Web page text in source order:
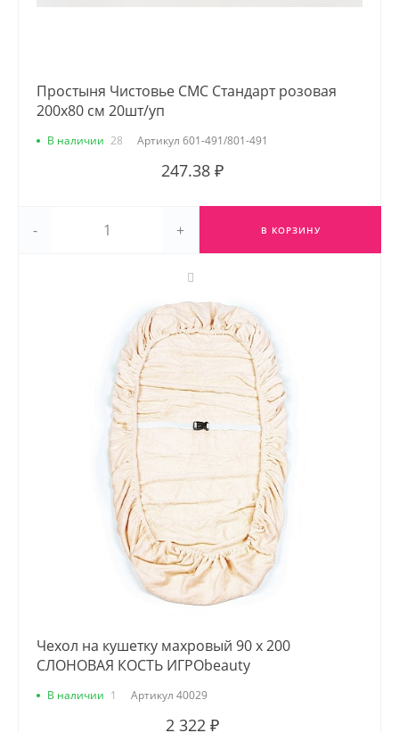
Простыня Чистовье СМС Стандарт розовая
200х80 см 20шт/уп
В наличии 28 Артикул 601-491/801-491
247.38 ₽
- + В КОРЗИНУ
Чехол на кушетку махровый 90 х 200
СЛОНОВАЯ КОСТЬ ИГРОbeauty
В наличии 1 Артикул 40029
2 322 ₽